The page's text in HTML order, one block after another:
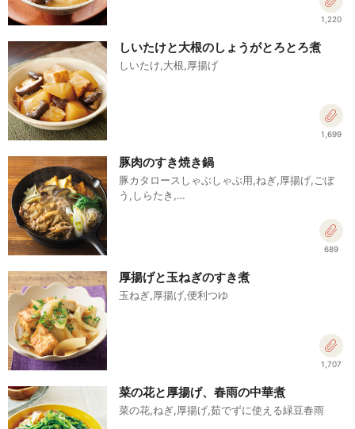
1,220
しいたけと大根のしょうがとろとろ煮
しいたけ,大根,厚揚げ
1,699
豚肉のすき焼き鍋
豚カタロースしゃぶしゃぶ用,ねぎ,厚揚げ,ごぼ
う,しらたき,…
689
厚揚げと玉ねぎのすき煮
玉ねぎ,厚揚げ,便利つゆ
1,707
菜の花と厚揚げ、春雨の中華煮
菜の花,ねぎ,厚揚げ,茹でずに使える緑豆春雨